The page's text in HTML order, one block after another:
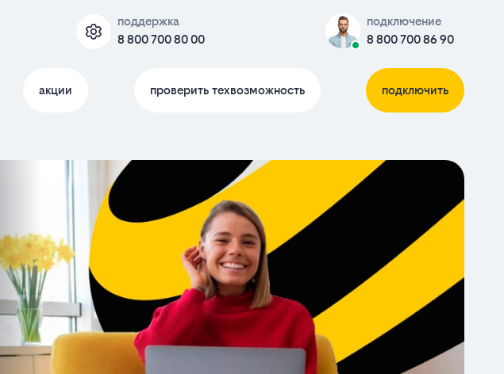
поддержка
8 800 700 80 00
подключение
8 800 700 86 90
акции проверить техвозможность подключить